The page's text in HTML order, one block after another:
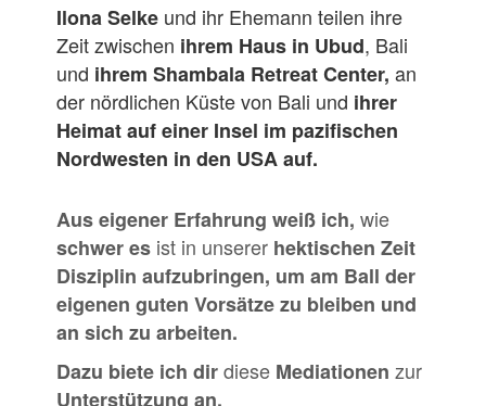
Ilona Selke und ihr Ehemann teilen ihre
Zeit zwischen ihrem Haus in Ubud, Bali
und ihrem Shambala Retreat Center, an
der nördlichen Küste von Bali und ihrer
Heimat auf einer Insel im pazifischen
Nordwesten in den USA auf.
Aus eigener Erfahrung weiß ich,wie
schwer es ist in unserer hektischen Zeit
Disziplin aufzubringen, um am Ball der
eigenen guten Vorsätze zu bleiben und
an sich zu arbeiten.
Dazu biete ich dirdiese Mediationenzur
Unterstützung an.